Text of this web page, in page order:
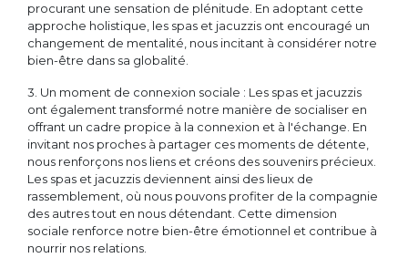
procurant une sensation de plénitude. En adoptant cette
approche holistique, les spas et jacuzzis ont encouragé un
changement de mentalité, nous incitant à considérer notre
bien-être dans sa globalité.
3. Un moment de connexion sociale : Les spas et jacuzzis
ont également transformé notre manière de socialiser en
offrant un cadre propice à la connexion et à l'échange. En
invitant nos proches à partager ces moments de détente,
nous renforçons nos liens et créons des souvenirs précieux.
Les spas et jacuzzis deviennent ainsi des lieux de
rassemblement, où nous pouvons profiter de la compagnie
des autres tout en nous détendant. Cette dimension
sociale renforce notre bien-être émotionnel et contribue à
nourrir nos relations.